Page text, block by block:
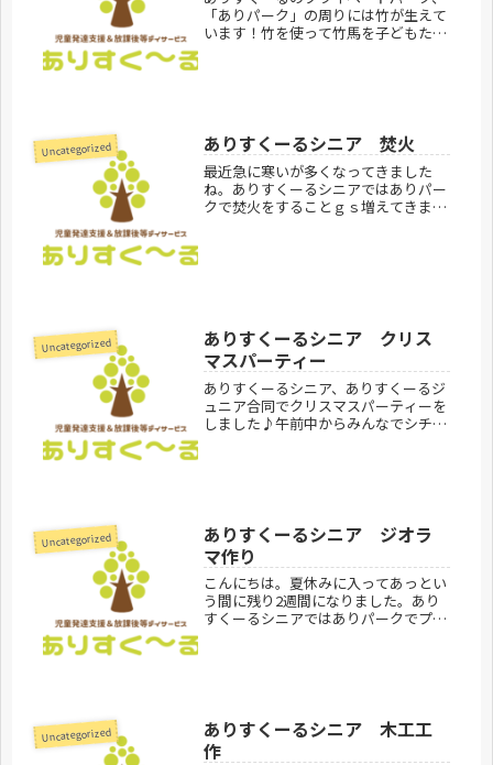
「ありパーク」の周りには竹が生えて
います！竹を使って竹馬を子どもたち
Uncategorized ありすくーるシニア 焚火
最近急に寒いが多くなってきました
ね。ありすくーるシニアではありパー
クで焚火をすることｇｓ増えてきまし
Uncategorized
ありすくーるシニア クリス
マスパーティー
ありすくーるシニア、ありすくーるジ
ュニア合同でクリスマスパーティーを
しました♪午前中からみんなでシチュ
Uncategorized
ありすくーるシニア ジオラ
マ作り
こんにちは。夏休みに入ってあっとい
う間に残り2週間になりました。あり
すくーるシニアではありパークでプー
Uncategorized
ありすくーるシニア 木工工
作